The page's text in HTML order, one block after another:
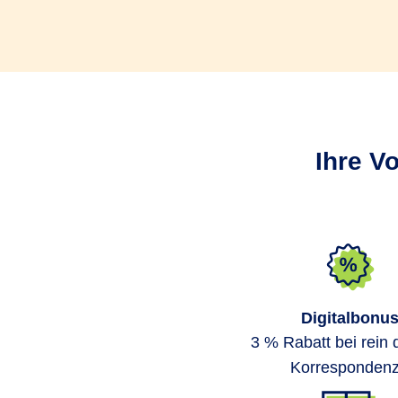
Ihre
Digitalbonus
3 % Rabatt bei rein